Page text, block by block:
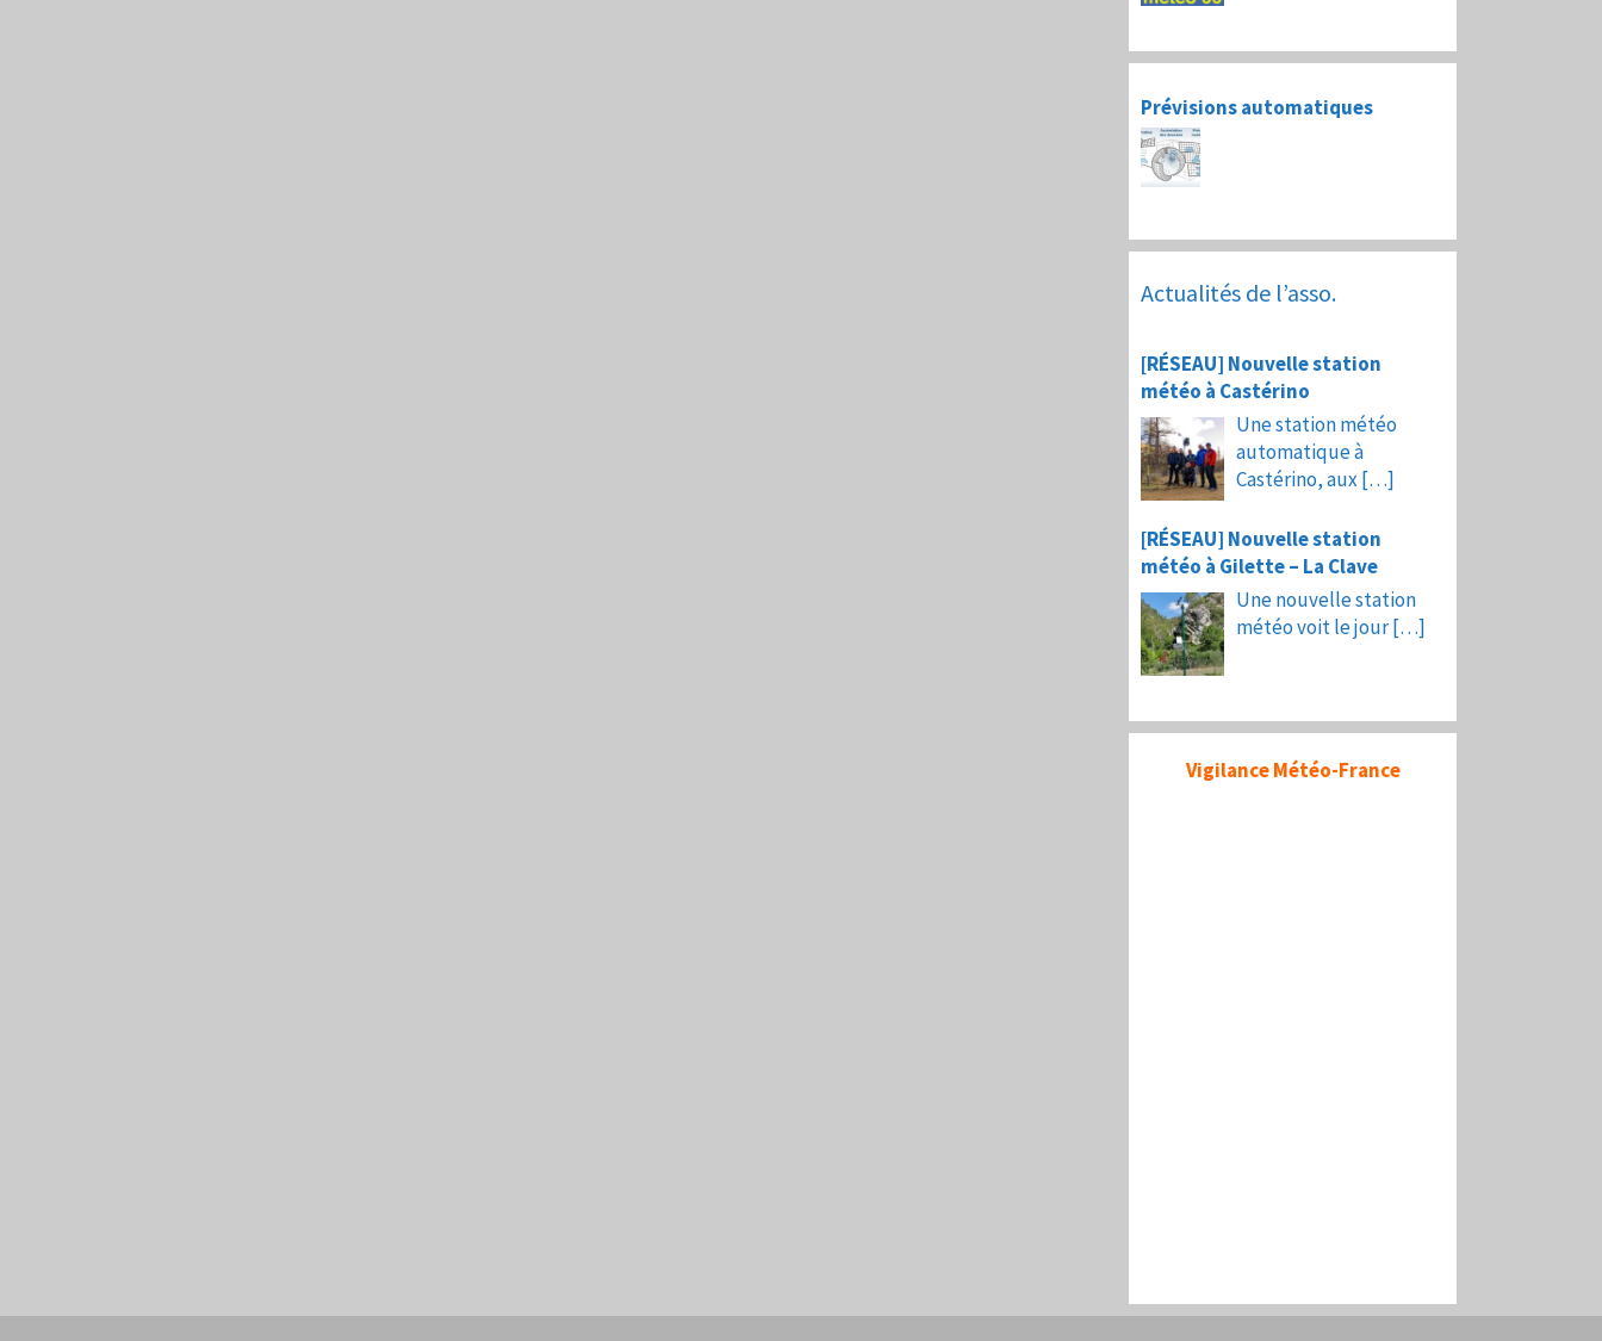
Prévisions automatiques
Actualités de l’asso.
[RÉSEAU] Nouvelle station
météo à Castérino
Une station météo
automatique à
Castérino, aux […]
[RÉSEAU] Nouvelle station
météo à Gilette – La Clave
Une nouvelle station
météo voit le jour[…]
Vigilance Météo-France